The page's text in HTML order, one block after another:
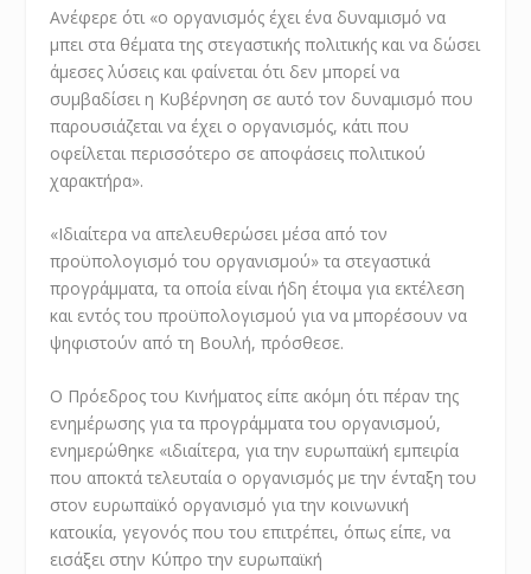
Ανέφερε ότι «ο οργανισμός έχει ένα δυναμισμό να
μπει στα θέματα της στεγαστικής πολιτικής και να δώσει
άμεσες λύσεις και φαίνεται ότι δεν μπορεί να
συμβαδίσει η Κυβέρνηση σε αυτό τον δυναμισμό που
παρουσιάζεται να έχει ο οργανισμός, κάτι που
οφείλεται περισσότερο σε αποφάσεις πολιτικού
χαρακτήρα».
«Ιδιαίτερα να απελευθερώσει μέσα από τον
προϋπολογισμό του οργανισμού» τα στεγαστικά
προγράμματα, τα οποία είναι ήδη έτοιμα για εκτέλεση
και εντός του προϋπολογισμού για να μπορέσουν να
ψηφιστούν από τη Βουλή, πρόσθεσε.
Ο Πρόεδρος του Κινήματος είπε ακόμη ότι πέραν της
ενημέρωσης για τα προγράμματα του οργανισμού,
ενημερώθηκε «ιδιαίτερα, για την ευρωπαϊκή εμπειρία
που αποκτά τελευταία ο οργανισμός με την ένταξη του
στον ευρωπαϊκό οργανισμό για την κοινωνική
κατοικία, γεγονός που του επιτρέπει, όπως είπε, να
εισάξει στην Κύπρο την ευρωπαϊκή